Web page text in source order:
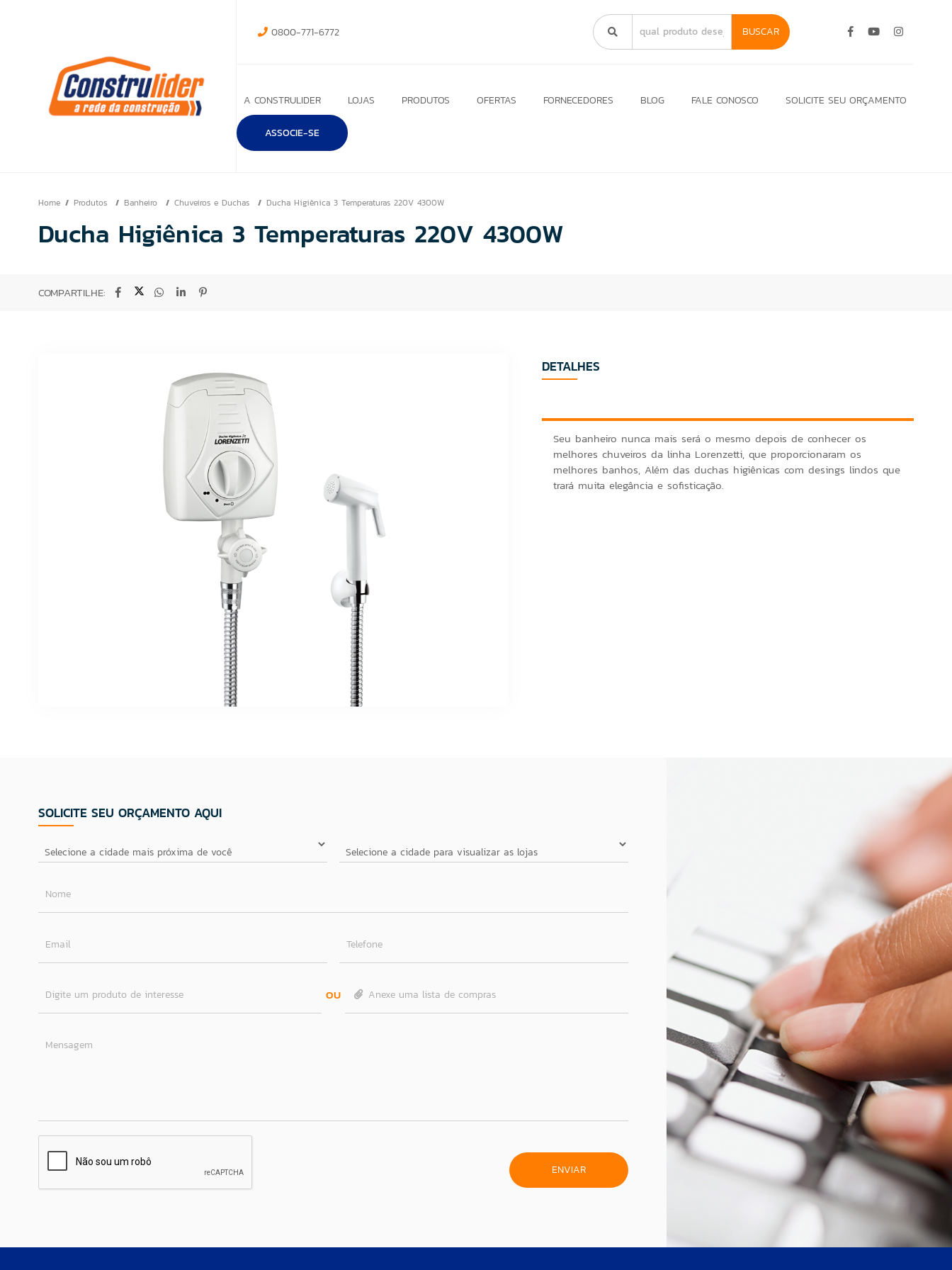
0800-771-6772 BUSCAR
A CONSTRULIDER LOJAS PRODUTOS OFERTAS FORNECEDORES BLOG FALE CONOSCO SOLICITE SEU ORÇAMENTO
ASSOCIE-SE
Home Produtos Banheiro Chuveiros e Duchas Ducha Higiênica 3 Temperaturas 220V 4300W
Ducha Higiênica 3 Temperaturas 220V 4300W
COMPARTILHE:
DETALHES
Seu banheiro nunca mais será o mesmo depois de conhecer os
melhores chuveiros da linha Lorenzetti, que proporcionaram os
melhores banhos, Além das duchas higiênicas com desings lindos que
trará muita elegância e sofisticação.
SOLICITE SEU ORÇAMENTO AQUI
Nome
Email Telefone
Digite um produto de interesse OU Anexe uma lista de compras
Mensagem